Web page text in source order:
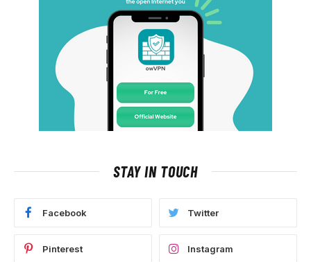
STAY IN TOUCH
Facebook Twitter
Pinterest Instagram